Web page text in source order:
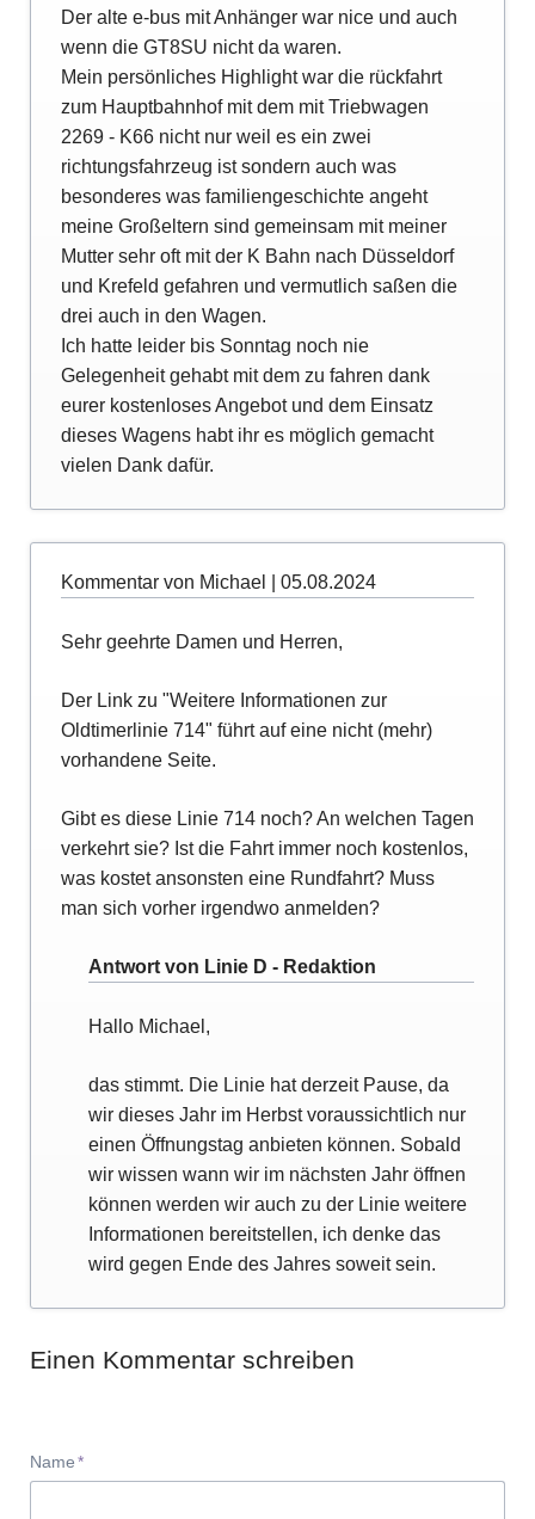
Der alte e-bus mit Anhänger war nice und auch
wenn die GT8SU nicht da waren.
Mein persönliches Highlight war die rückfahrt
zum Hauptbahnhof mit dem mit Triebwagen
2269 - K66 nicht nur weil es ein zwei
richtungsfahrzeug ist sondern auch was
besonderes was familiengeschichte angeht
meine Großeltern sind gemeinsam mit meiner
Mutter sehr oft mit der K Bahn nach Düsseldorf
und Krefeld gefahren und vermutlich saßen die
drei auch in den Wagen.
Ich hatte leider bis Sonntag noch nie
Gelegenheit gehabt mit dem zu fahren dank
eurer kostenloses Angebot und dem Einsatz
dieses Wagens habt ihr es möglich gemacht
vielen Dank dafür.
Kommentar von Michael | 05.08.2024
Sehr geehrte Damen und Herren,
Der Link zu "Weitere Informationen zur
Oldtimerlinie 714" führt auf eine nicht (mehr)
vorhandene Seite.
Gibt es diese Linie 714 noch? An welchen Tagen
verkehrt sie? Ist die Fahrt immer noch kostenlos,
was kostet ansonsten eine Rundfahrt? Muss
man sich vorher irgendwo anmelden?
Antwort von Linie D - Redaktion
Hallo Michael,
das stimmt. Die Linie hat derzeit Pause, da
wir dieses Jahr im Herbst voraussichtlich nur
einen Öffnungstag anbieten können. Sobald
wir wissen wann wir im nächsten Jahr öffnen
können werden wir auch zu der Linie weitere
Informationen bereitstellen, ich denke das
wird gegen Ende des Jahres soweit sein.
Einen Kommentar schreiben
Pflichtfeld
Name*